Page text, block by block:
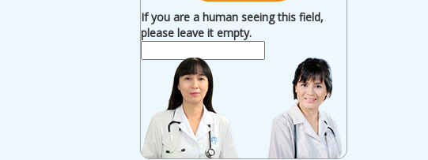
If you are a human seeing this field,
please leave it empty.